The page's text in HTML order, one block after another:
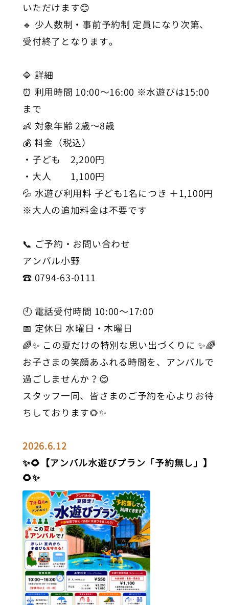
いただけます😊
🔹 少人数制・事前予約制 定員になり次第、
受付終了となります。
🔷 詳細
⏰ 利用時間 10:00〜16:00 ※水遊びは15:00
まで
👶 対象年齢 2歳〜8歳
💰 料金（税込）
・子ども 2,200円
・大人 1,100円
💦 水遊び利用料 子ども1名につき ＋1,100円
※大人の追加料金は不要です
📞 ご予約・お問い合わせ
アンバル小野
☎️ 0794-63-0111
🕙 電話受付時間 10:00〜17:00
📅 定休日 水曜日・木曜日
🌈✨ この夏だけの特別な思い出づくりに ✨🌈
お子さまの笑顔あふれる時間を、アンバルで
過ごしませんか？😊
スタッフ一同、皆さまのご予約を心よりお待
ちしております🌻✨
2026.6.12
✨🌻【アンバル水遊びプラン「予約無し」】
🌻✨